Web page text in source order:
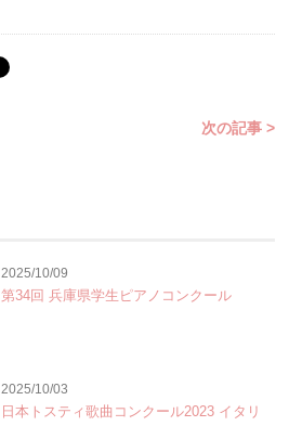
次の記事 >
2025/10/09
第34回 兵庫県学生ピアノコンクール
2025/10/03
日本トスティ歌曲コンクール2023 イタリ